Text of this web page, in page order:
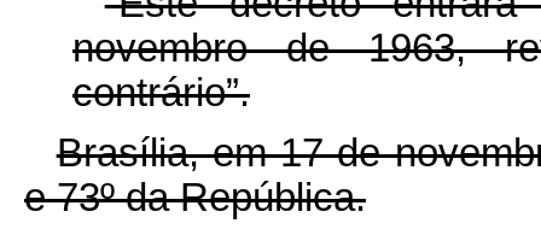
novembro de 1963,
contrário”.
Brasília, em 17 de
e 73º da República.